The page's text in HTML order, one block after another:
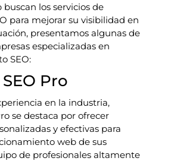
buscan los servicios de
para mejorar su visibilidad en
presentamos algunas de
especializadas en
SEO:
Pro
en la industria,
se destaca por ofrecer
y efectivas para
web de sus
de profesionales altamente